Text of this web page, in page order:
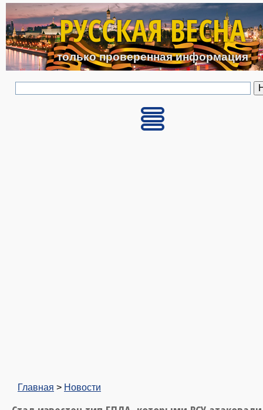
Перейти к основному
РУССКАЯ ВЕСНА
только проверенная информация
Главная > Новости